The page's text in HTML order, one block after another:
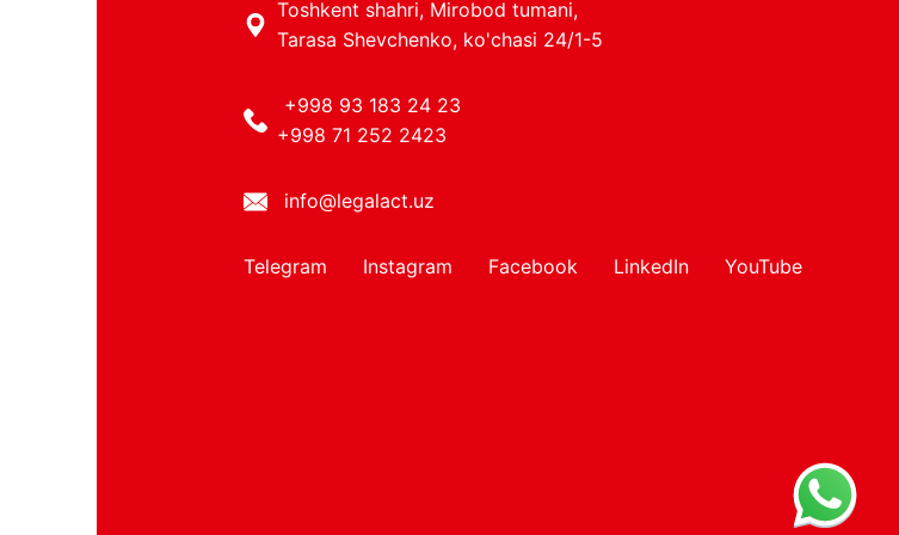
Toshkent shahri, Mirobod tumani,
Tarasa Shevchenko, ko'chasi 24/1-5
+998 93 183 24 23
+998 71 252 2423
info@legalact.uz
Telegram Instagram Facebook LinkedIn YouTube